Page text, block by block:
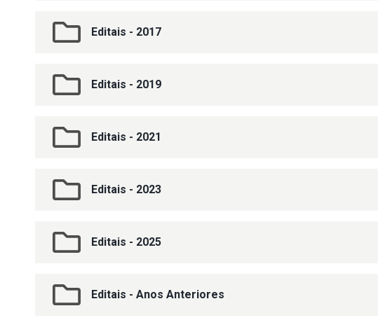
Editais - 2017
Editais - 2019
Editais - 2021
Editais - 2023
Editais - 2025
Editais - Anos Anteriores